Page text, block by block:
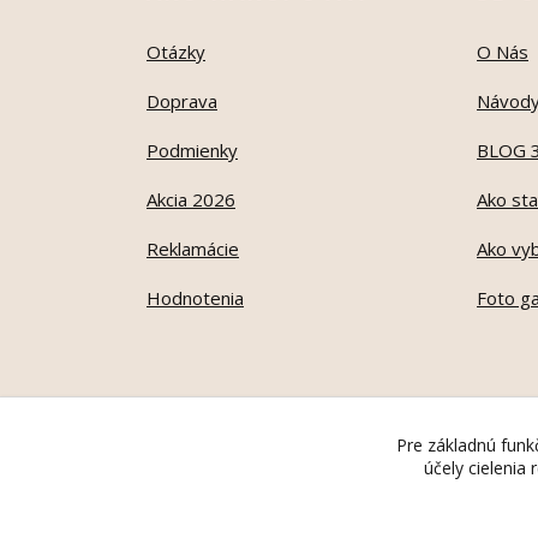
Otázky
Doprava
Podmienky
Akcia 2026
Reklamácie
Hodnotenia
O Nás
BLOG
Ako
Ako
Foto
Pre základnú
účely cielenia